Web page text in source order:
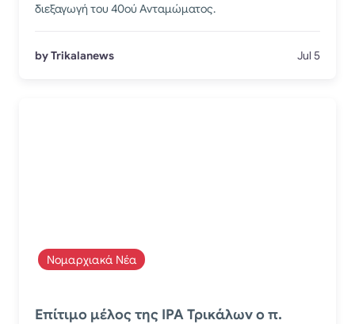
διεξαγωγή του 40ού Ανταμώματος.
by Trikalanews Jul 5
Νομαρχιακά Νέα
Επίτιμο μέλος της IPA Τρικάλων ο π.